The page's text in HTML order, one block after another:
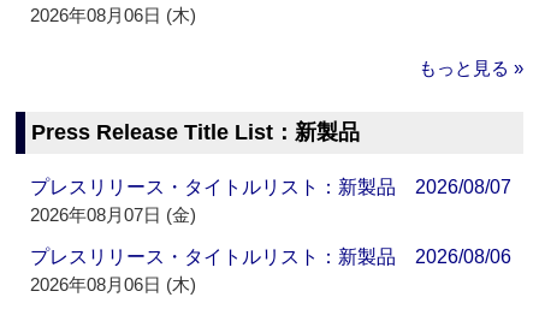
2026年08月06日 (木)
もっと見る »
Press Release Title List：新製品
プレスリリース・タイトルリスト：新製品 2026/08/07
2026年08月07日 (金)
プレスリリース・タイトルリスト：新製品 2026/08/06
2026年08月06日 (木)